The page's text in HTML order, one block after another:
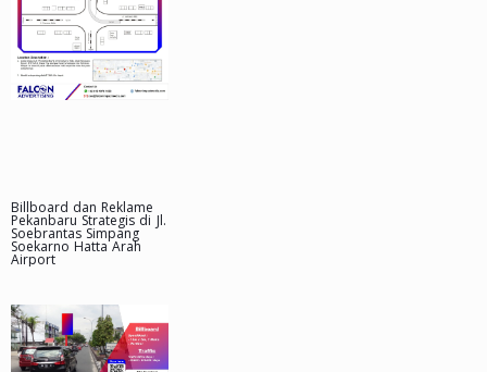
Billboard dan Reklame
Pekanbaru Strategis di Jl.
Soebrantas Simpang
Soekarno Hatta Arah
Airport